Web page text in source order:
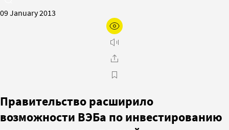
09 January 2013
Правительство расширило
возможности ВЭБа по инвестированию